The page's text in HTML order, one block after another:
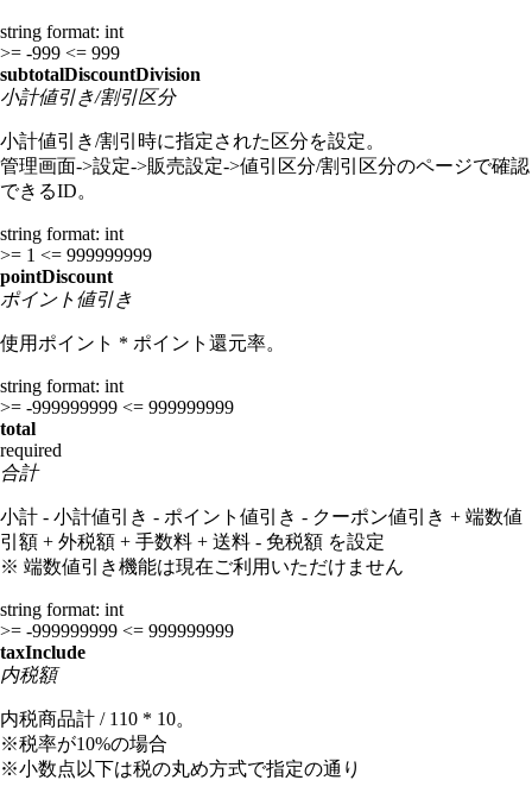
string format: int
>= -999 <= 999
subtotalDiscountDivision
小計値引き/割引区分
小計値引き/割引時に指定された区分を設定。
管理画面->設定->販売設定->値引区分/割引区分のページで確認
できるID。
string format: int
>= 1 <= 999999999
pointDiscount
ポイント値引き
使用ポイント * ポイント還元率。
string format: int
>= -999999999 <= 999999999
total
required
合計
小計 - 小計値引き - ポイント値引き - クーポン値引き + 端数値
引額 + 外税額 + 手数料 + 送料 - 免税額 を設定
※ 端数値引き機能は現在ご利用いただけません
string format: int
>= -999999999 <= 999999999
taxInclude
内税額
内税商品計 / 110 * 10。
※税率が10%の場合
※小数点以下は税の丸め方式で指定の通り